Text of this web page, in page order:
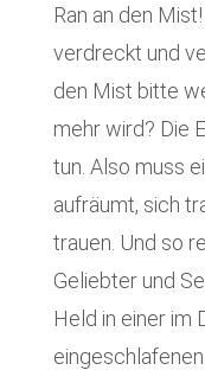
Ran an den
verdreckt und
den Mist bitte
mehr wird? Die
tun. Also muss
aufräumt, sich
trauen. Und so
Geliebter und
Held in einer im